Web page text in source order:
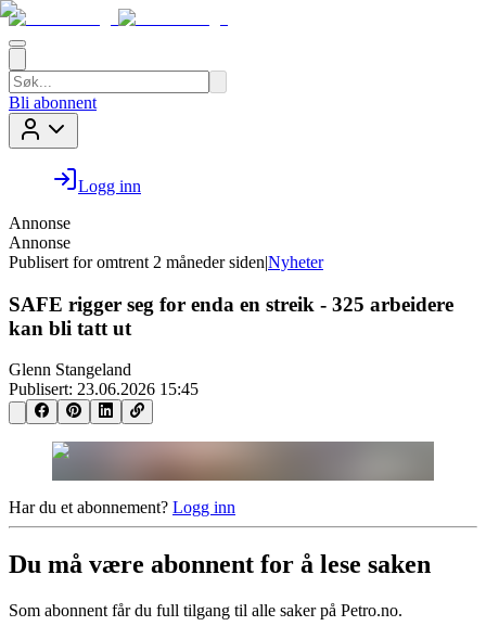
Bli abonnent
Logg inn
Annonse
Annonse
Publisert for omtrent 2 måneder siden|Nyheter
SAFE rigger seg for enda en streik - 325 arbeidere
kan bli tatt ut
Glenn Stangeland
Publisert: 23.06.2026 15:45
Har du et abonnement? Logg inn
Du må være abonnent for å lese saken
Som abonnent får du full tilgang til alle saker på Petro.no.